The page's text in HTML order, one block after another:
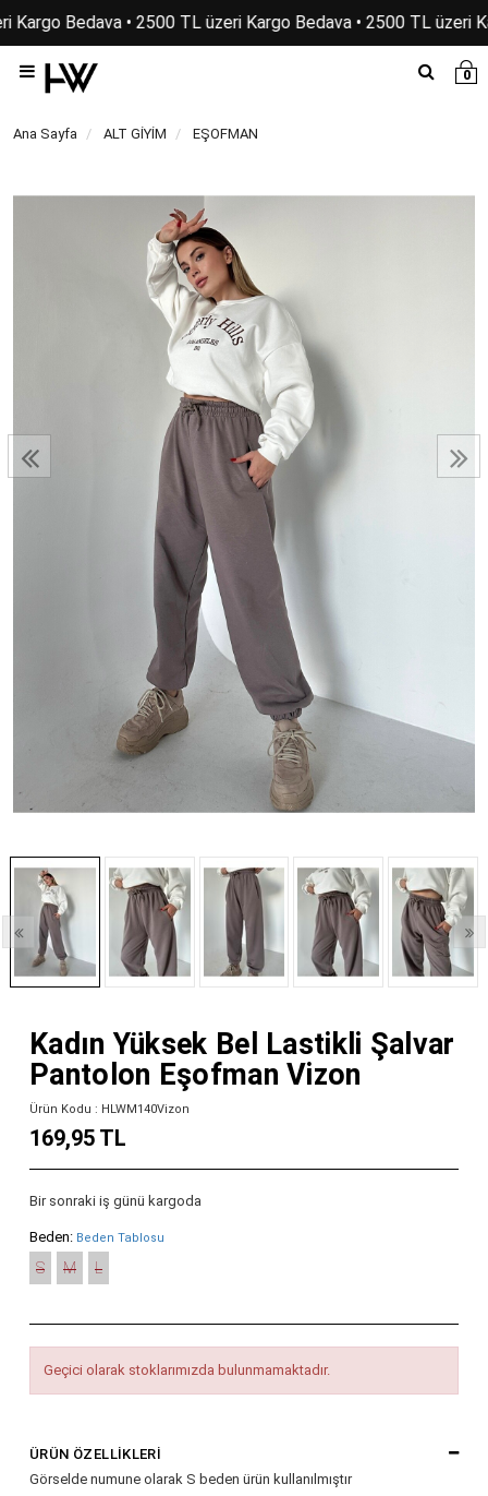
Bedava • 2500 TL üzeri Kargo Bedava • 2500 TL
0
Ana Sayfa ALT GİYİM EŞOFMAN
Kadın Yüksek Bel Lastikli Şalvar
Pantolon Eşofman Vizon
Ürün Kodu : HLWM140Vizon
169,95 TL
Bir sonraki iş günü kargoda
Beden: Beden Tablosu
S M L
Geçici olarak stoklarımızda bulunmamaktadır.
ÜRÜN ÖZELLIKLERI
Görselde numune olarak S beden ürün kullanılmıştır